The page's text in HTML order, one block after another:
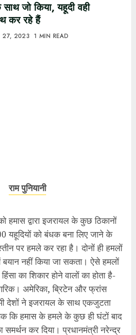
जो किया, यहूदी वही
कर रहे हैं
27, 2023 1 MIN READ
देशों ने इजरायल के साथ एकजुटता
कि हमास के हमले के कुछ ही घंटों बाद
में मुंह खोलने में कई महीने लग गए। और
कर। मगर इजरायल के साथ
भी देरी नहीं की।
केवल हमास को कठघरे में खड़ा कर
निर्मित करने के लिए उसे ज़िम्मेदार
ही यह स्वागतयोग्य है कि इंग्लैंड और
कई बड़े प्रदर्शन हुए हैं (हालांकि
चर्चा की) और कई यहूदियों ने पश्चिम